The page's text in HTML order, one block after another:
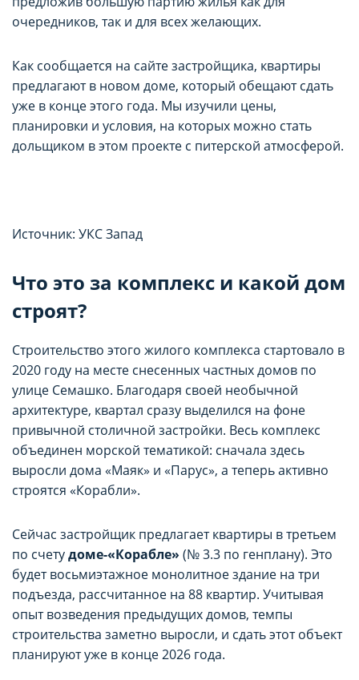
очередников, так и для всех желающих.
Как сообщается на сайте застройщика, квартиры
предлагают в новом доме, который обещают сдать
уже в конце этого года. Мы изучили цены,
планировки и условия, на которых можно стать
дольщиком в этом проекте с питерской атмосферой.
Источник: УКС Запад
Что это за комплекс и какой дом
строят?
Строительство этого жилого комплекса стартовало в
2020 году на месте снесенных частных домов по
улице Семашко. Благодаря своей необычной
архитектуре, квартал сразу выделился на фоне
привычной столичной застройки. Весь комплекс
объединен морской тематикой: сначала здесь
выросли дома «Маяк» и «Парус», а теперь активно
строятся «Корабли».
Сейчас застройщик предлагает квартиры в третьем
по счетудоме-«Корабле» (№ 3.3 по генплану). Это
будет восьмиэтажное монолитное здание на три
подъезда, рассчитанное на 88 квартир. Учитывая
опыт возведения предыдущих домов, темпы
строительства заметно выросли, и сдать этот объект
планируют уже в конце 2026 года.
целей маркетинга и улучшения качества
рекламы (предоставление более актуального и
персонализированного рекламного материала).
Запретить хранение данного типа cookie-
файлов можно непосредственно на Сайте либо в
настройках браузера.
целей маркетинга и улучшения качества
рекламы (предоставление более актуального и
персонализированного рекламного материала).
Запретить хранение данного типа cookie-
файлов можно непосредственно на Сайте либо в
настройках браузера.